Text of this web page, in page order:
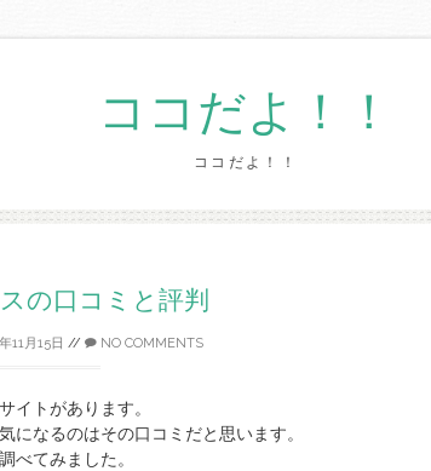
ココだよ！！
ココだよ！！
Skip
の口コミと評判
11月15日 // NO COMMENTS
イトがあります。
になるのはその口コミだと思います。
べてみました。